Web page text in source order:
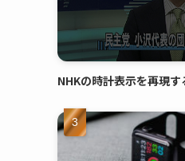
NHKの時計表示を再現す